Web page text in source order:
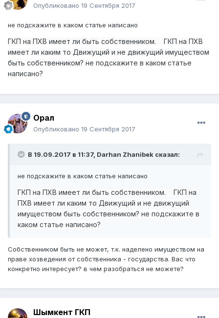
Опубликовано 19 Сентября 2017
не подскажите в каком статье написано
ГКП на ПХВ имеет ли быть собственником. ГКП на ПХВ
имеет ли каким то Движущий и не движущий имуществом
быть собственником? не подскажите в каком статье
написано?
Орал
Опубликовано 19 Сентября 2017
В 19.09.2017 в 11:37, Darhan Zhanibek сказал:
не подскажите в каком статье написано
ГКП на ПХВ имеет ли быть собственником. ГКП на
ПХВ имеет ли каким то Движущий и не движущий
имуществом быть собственником? не подскажите в
каком статье написано?
Собственником быть не может, т.к. наделено имуществом на
праве хозведения от собственника - государства. Вас что
конкретно интересует? в чем разобраться не можете?
Шымкент ГКП